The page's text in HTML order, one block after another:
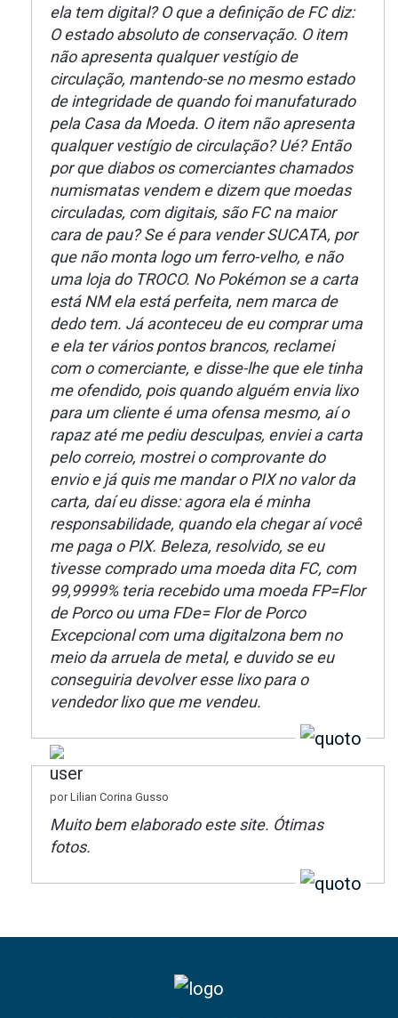
ela tem digital? O que a definição de FC diz:
O estado absoluto de conservação. O item
não apresenta qualquer vestígio de
circulação, mantendo-se no mesmo estado
de integridade de quando foi manufaturado
pela Casa da Moeda. O item não apresenta
qualquer vestígio de circulação? Ué? Então
por que diabos os comerciantes chamados
numismatas vendem e dizem que moedas
circuladas, com digitais, são FC na maior
cara de pau? Se é para vender SUCATA, por
que não monta logo um ferro-velho, e não
uma loja do TROCO. No Pokémon se a carta
está NM ela está perfeita, nem marca de
dedo tem. Já aconteceu de eu comprar uma
e ela ter vários pontos brancos, reclamei
com o comerciante, e disse-lhe que ele tinha
me ofendido, pois quando alguém envia lixo
para um cliente é uma ofensa mesmo, aí o
rapaz até me pediu desculpas, enviei a carta
pelo correio, mostrei o comprovante do
envio e já quis me mandar o PIX no valor da
carta, daí eu disse: agora ela é minha
responsabilidade, quando ela chegar aí você
me paga o PIX. Beleza, resolvido, se eu
tivesse comprado uma moeda dita FC, com
99,9999% teria recebido uma moeda FP=Flor
de Porco ou uma FDe= Flor de Porco
Excepcional com uma digitalzona bem no
meio da arruela de metal, e duvido se eu
conseguiria devolver esse lixo para o
vendedor lixo que me vendeu.
por Lilian Corina Gusso
Muito bem elaborado este site. Ótimas
fotos.